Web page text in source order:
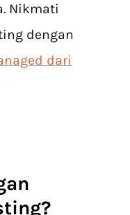
Nikmati
dengan
dari